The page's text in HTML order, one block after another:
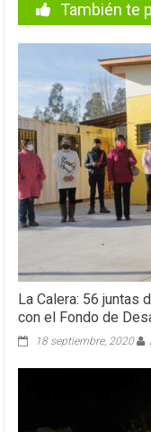
También te
La Calera: 56 juntas
con el Fondo de
18 septiembre, 2020